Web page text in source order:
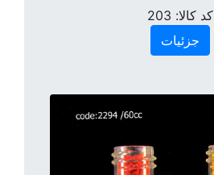
کد کالا: 203
جزئیات